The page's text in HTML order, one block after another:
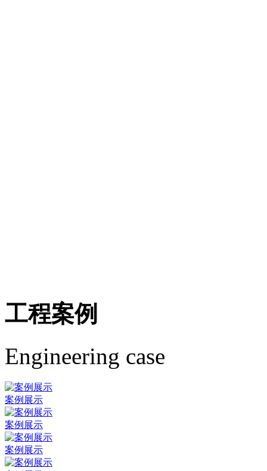
工程案例
Engineering case
案例展示
案例展示
案例展示